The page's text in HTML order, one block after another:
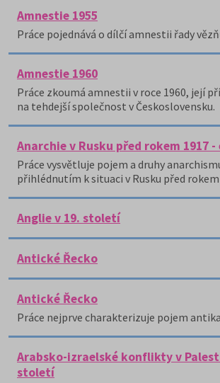
Amnestie 1955
Práce pojednává o dílčí amnestii řady
Amnestie 1960
Práce zkoumá amnestii v roce 1960, její
na tehdejší společnost v Československu.
Anarchie v Rusku před rokem 1917 -
Práce vysvětluje pojem a druhy
přihlédnutím k situaci v Rusku před rokem
Anglie v 19. století
Antické Řecko
Antické Řecko
Práce nejprve charakterizuje pojem
Arabsko-izraelské konflikty v
století